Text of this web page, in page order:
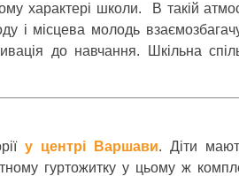
характері школи. В такій
і місцева молодь
до навчання. Шкільна
у центрі Варшави. Діти
гуртожитку у цьому ж